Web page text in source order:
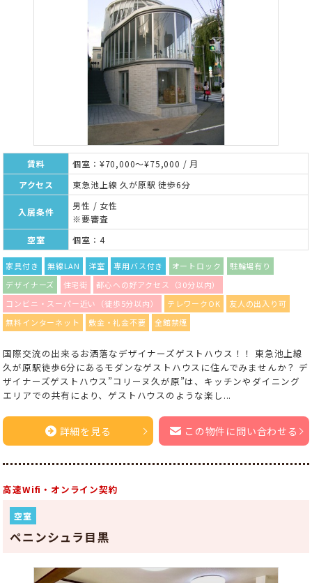
賃料
個室：¥70,000～¥75,000 / 月
アクセス
東急池上線 久が原駅 徒歩6分
入居条件
男性 / 女性
※要審査
空室
個室：4
家具付き 無線LAN 洋室 専用バス付き オートロック
駐輪場有り
デザイナーズ
住宅街
都心への好アクセス（30分以内）
コンビニ・スーパー近い（徒歩5分以内）
テレワークOK
友人の出入り可
無料インターネット
敷金・礼金不要 全館禁煙
国際交流の出来るお洒落なデザイナーズゲストハウス！！ 東急池上線
久が原駅徒歩6分にあるモダンなゲストハウスに住んでみませんか？ デ
ザイナーズゲストハウス”コリーヌ久が原”は、キッチンやダイニング
エリアでの共有により、ゲストハウスのような楽し...
詳細を見る この物件に問い合わせる
高速Wifi・オンライン契約
空室
ペニンシュラ目黒